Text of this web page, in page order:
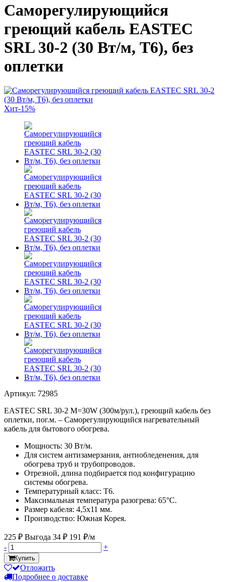
Саморегулирующийся
греющий кабель EASTEC
SRL 30-2 (30 Вт/м, Т6), без
оплетки
Хит-15%
Артикул: 72985
EASTEC SRL 30-2 M=30W (300м/рул.), греющий кабель без
оплетки, пог.м. – Саморегулирующийся нагревательный
кабель для бытового обогрева.
Мощность: 30 Вт/м.
Для систем антизамерзания, антиобледенения, для
обогрева труб и трубопроводов.
Отрезной, длина подбирается под конфигурацию
системы обогрева.
Температурный класс: Т6.
Максимальная температура разогрева: 65°С.
Размер кабеля: 4,5х11 мм.
Производство: Южная Корея.
225 ₽ Выгода 34 ₽ 191 ₽/м
-
+
Купить
Отложить
Подробнее о доставке